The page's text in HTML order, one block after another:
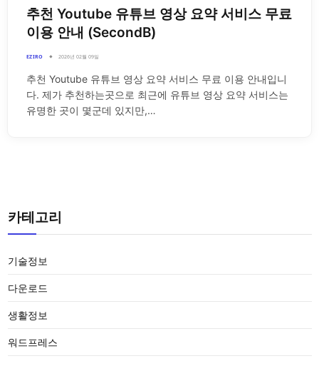
추천 Youtube 유튜브 영상 요약 서비스 무료
이용 안내 (SecondB)
EZIRO 2026년 02월 09일
추천 Youtube 유튜브 영상 요약 서비스 무료 이용 안내입니
다. 제가 추천하는곳으로 최근에 유튜브 영상 요약 서비스는
유명한 곳이 몇군데 있지만,…
카테고리
기술정보
다운로드
생활정보
워드프레스